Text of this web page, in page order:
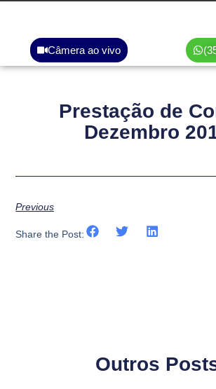
Câmera ao vivo
Prestação de
Dezembro
Previous
Share the Post:
Outros